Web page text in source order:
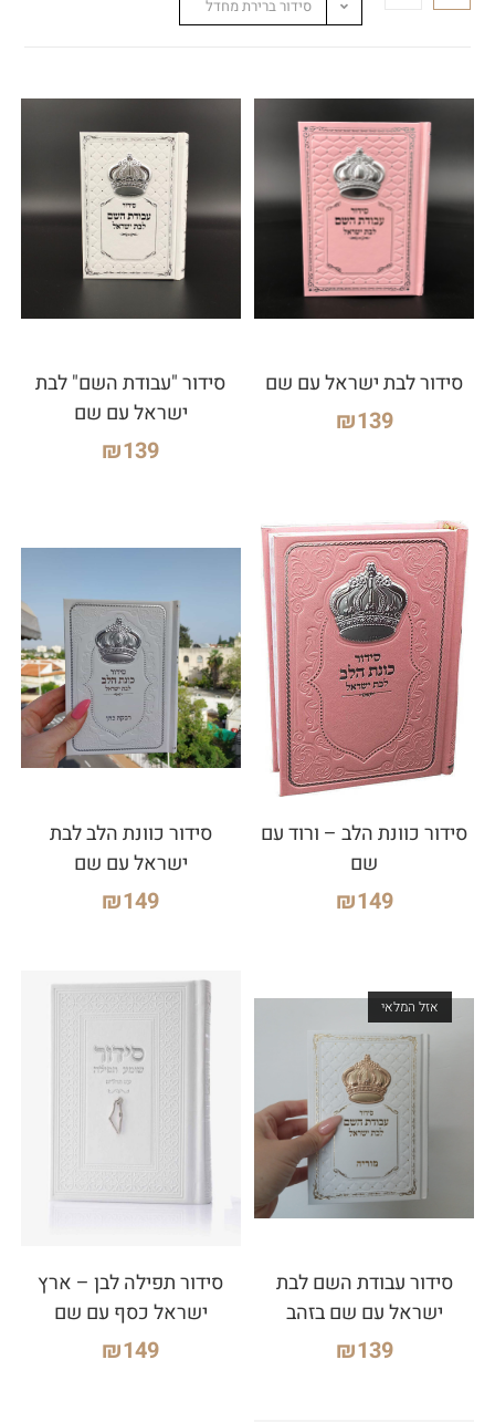
סידור ברירת מחדל
סידור לבת ישראל עם שם
₪139
סידור "עבודת השם" לבת
ישראל עם שם
₪139
סידור כוונת הלב – ורוד עם
שם
₪149
סידור כוונת הלב לבת
ישראל עם שם
₪149
אזל המלאי
סידור עבודת השם לבת
ישראל עם שם בזהב
₪139
סידור תפילה לבן – ארץ
ישראל כסף עם שם
₪149